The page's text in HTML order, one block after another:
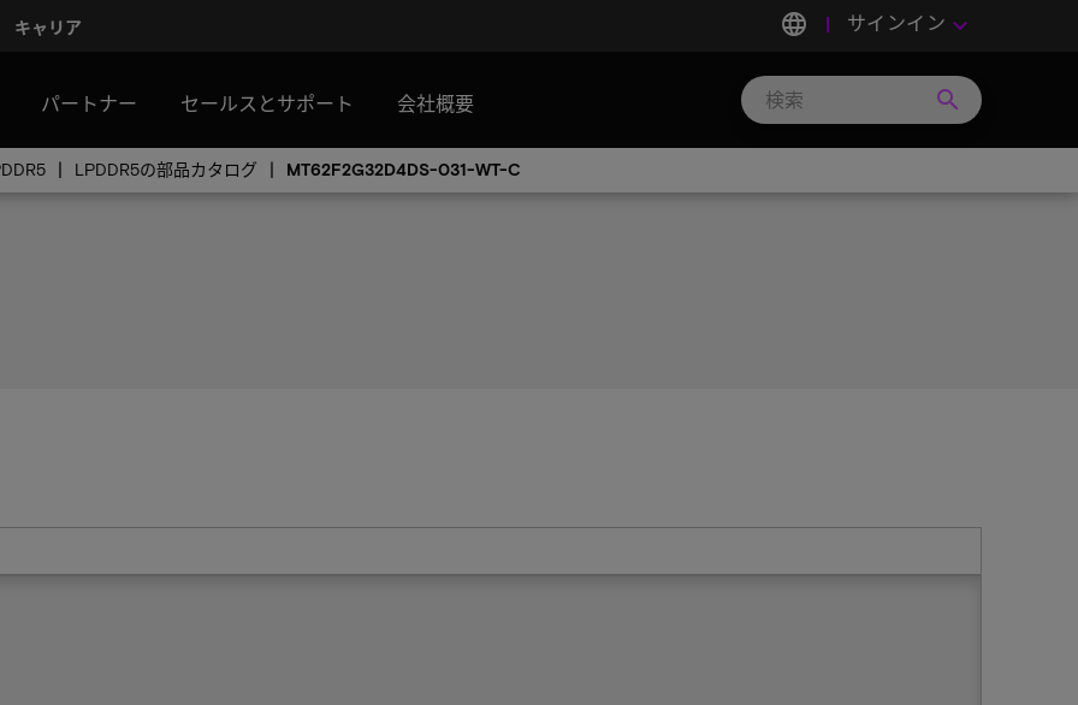
キャリア language サインイン keyboard_arrow_down
パートナー セールスとサポート 会社概要 search
LPDDR5の部品カタログ MT62F2G32D4DS-031-WT-C